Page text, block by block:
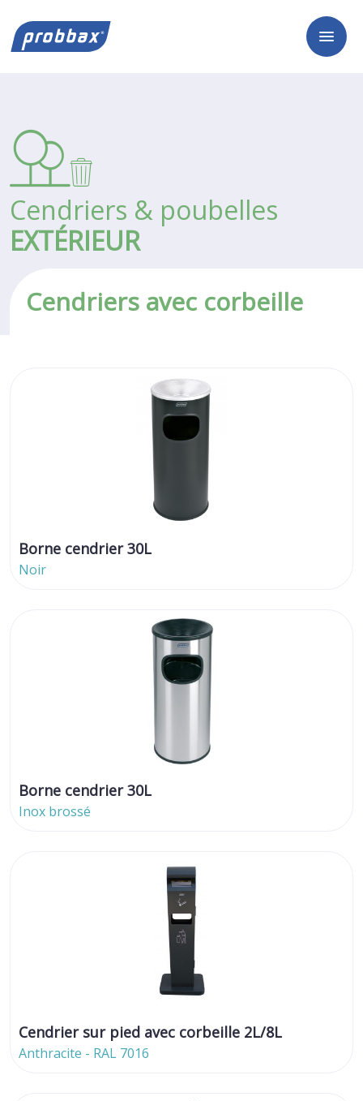
Cendriers & poubelles
EXTÉRIEUR
Cendriers avec corbeille
Borne cendrier 30L
Noir
Borne cendrier 30L
Inox brossé
Cendrier sur pied avec corbeille 2L/8L
Anthracite - RAL 7016